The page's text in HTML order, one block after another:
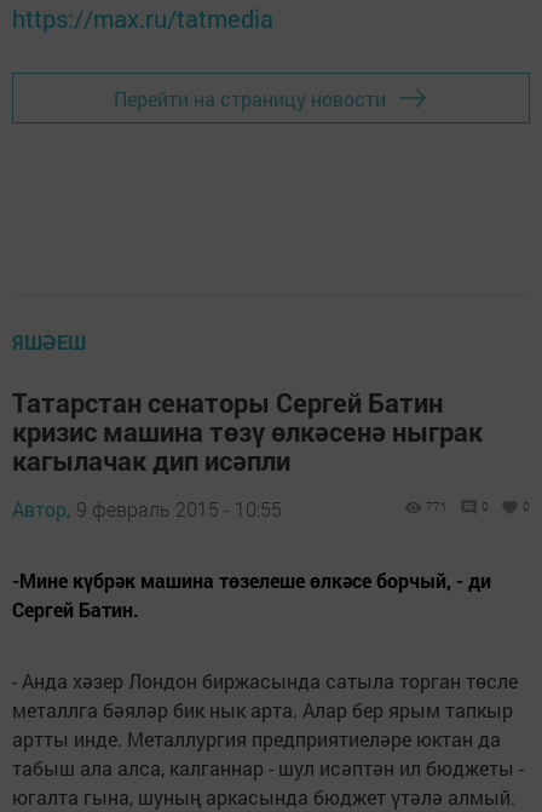
https://max.ru/tatmedia
Перейти на страницу новости
ЯШӘЕШ
Татарстан сенаторы Сергей Батин
кризис машина төзү өлкәсенә ныграк
кагылачак дип исәпли
Автор, 9 февраль 2015 - 10:55 771 0 0
-Мине күбрәк машина төзелеше өлкәсе борчый, - ди
Сергей Батин.
- Анда хәзер Лондон биржасында сатыла торган төсле
металлга бәяләр бик нык арта. Алар бер ярым тапкыр
артты инде. Металлургия предприятиеләре юктан да
табыш ала алса, калганнар - шул исәптән ил бюджеты -
югалта гына, шуның аркасында бюджет үтәлә алмый.